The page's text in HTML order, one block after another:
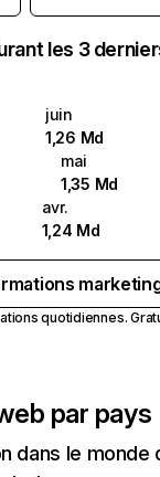
les 3
juin
1,26 Md
mai
1,35 Md
avr.
1,24 Md
quotidiennes.
par pays
dans le monde